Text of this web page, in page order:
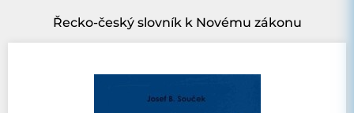
Řecko-český slovník k Novému zákonu